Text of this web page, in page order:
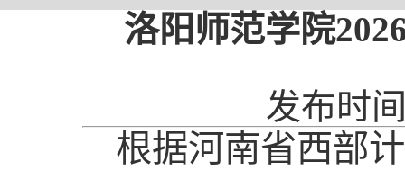
洛阳师范学院
发布时
根据河南省西部